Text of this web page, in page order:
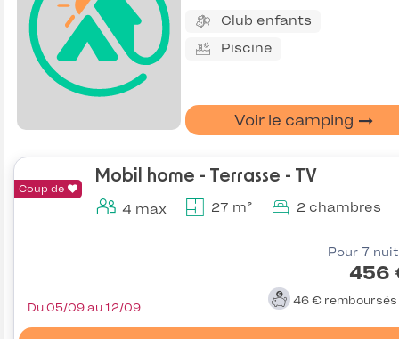
Club enfants
Piscine
Voir le camping
Coup de
Mobil home - Terrasse - TV
4 max 27 m² 2 chambres
Pour 7
456
46 € remboursés
Du 05/09 au 12/09